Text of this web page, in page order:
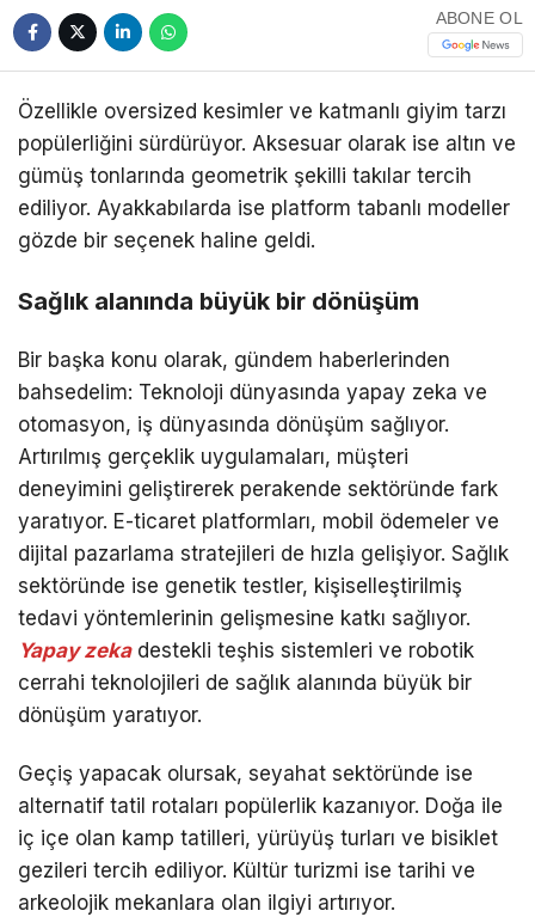
ABONE OL
Özellikle oversized kesimler ve katmanlı giyim tarzı
popülerliğini sürdürüyor. Aksesuar olarak ise altın ve
gümüş tonlarında geometrik şekilli takılar tercih
ediliyor. Ayakkabılarda ise platform tabanlı modeller
gözde bir seçenek haline geldi.
Sağlık alanında büyük bir dönüşüm
Bir başka konu olarak, gündem haberlerinden
bahsedelim: Teknoloji dünyasında yapay zeka ve
otomasyon, iş dünyasında dönüşüm sağlıyor.
Artırılmış gerçeklik uygulamaları, müşteri
deneyimini geliştirerek perakende sektöründe fark
yaratıyor. E-ticaret platformları, mobil ödemeler ve
dijital pazarlama stratejileri de hızla gelişiyor. Sağlık
sektöründe ise genetik testler, kişiselleştirilmiş
tedavi yöntemlerinin gelişmesine katkı sağlıyor.
Yapay zekadestekli teşhis sistemleri ve robotik
cerrahi teknolojileri de sağlık alanında büyük bir
dönüşüm yaratıyor.
Geçiş yapacak olursak, seyahat sektöründe ise
alternatif tatil rotaları popülerlik kazanıyor. Doğa ile
iç içe olan kamp tatilleri, yürüyüş turları ve bisiklet
gezileri tercih ediliyor. Kültür turizmi ise tarihi ve
arkeolojik mekanlara olan ilgiyi artırıyor.